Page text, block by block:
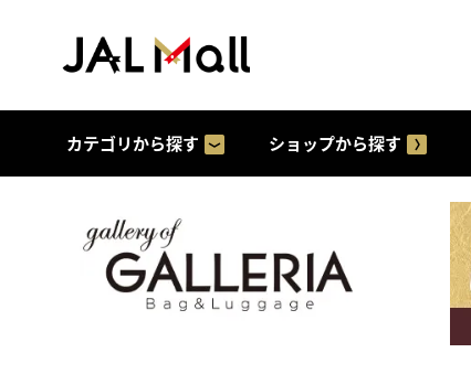
カテゴリから探す ショップから探す